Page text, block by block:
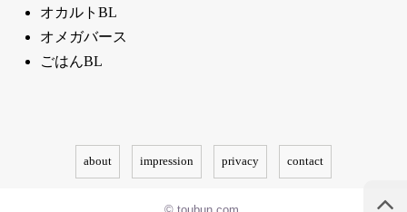
オカルトBL
オメガバース
ごはんBL
about impression privacy contact